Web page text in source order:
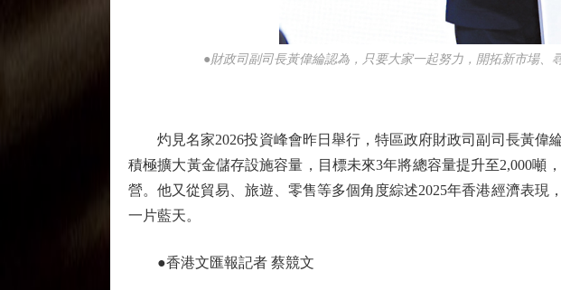
●財政司副司長黃偉綸認為，只要大家一起努力，開拓新市場
灼見名家2026投資峰會昨日舉行，特區政府財政司副司長黃偉
積極擴大黃金儲存設施容量，目標未來3年將總容量提升至2,000
營。他又從貿易、旅遊、零售等多個角度綜述2025年香港經濟表
一片藍天。
●香港文匯報記者 蔡競文